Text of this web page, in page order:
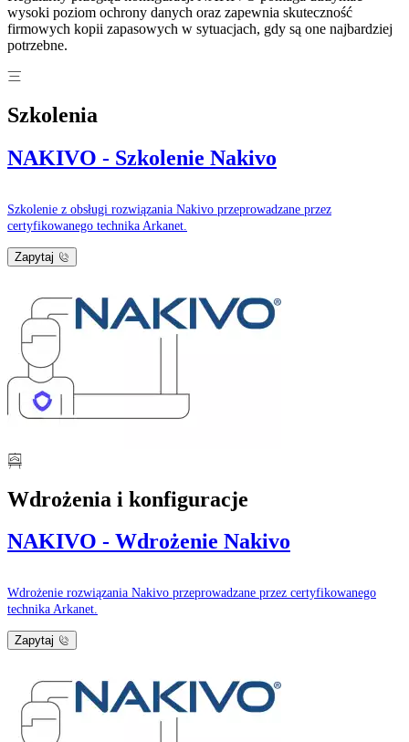
wysoki poziom ochrony danych oraz zapewnia skuteczność
firmowych kopii zapasowych w sytuacjach, gdy są one najbardziej
potrzebne.
Szkolenia
NAKIVO - Szkolenie Nakivo
Szkolenie z obsługi rozwiązania Nakivo przeprowadzane przez
certyfikowanego technika Arkanet.
Zapytaj
Wdrożenia i konfiguracje
NAKIVO - Wdrożenie Nakivo
Wdrożenie rozwiązania Nakivo przeprowadzane przez certyfikowanego
technika Arkanet.
Zapytaj